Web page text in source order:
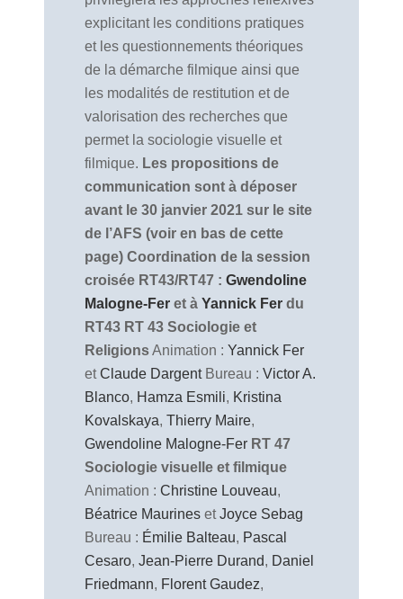
explicitant les conditions pratiques
et les questionnements théoriques
de la démarche filmique ainsi que
les modalités de restitution et de
valorisation des recherches que
permet la sociologie visuelle et
filmique. Les propositions de
communication sont à déposer
avant le 30 janvier 2021 sur le site
de l’AFS (voir en bas de cette
page) Coordination de la session
croisée RT43/RT47 : Gwendoline
Malogne-Fer et à Yannick Fer du
RT43 RT 43 Sociologie et
ReligionsAnimation : Yannick Fer
etClaude DargentBureau : Victor A.
Blanco, Hamza Esmili, Kristina
Kovalskaya, Thierry Maire,
Gwendoline Malogne-Fer RT 47
Sociologie visuelle et filmique
Animation : Christine Louveau,
Béatrice Maurines etJoyce Sebag
Bureau : Émilie Balteau, Pascal
Cesaro, Jean-Pierre Durand, Daniel
Friedmann, Florent Gaudez,